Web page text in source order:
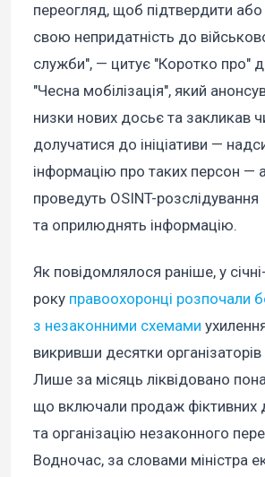
переогляд, щоб підтвердити або
свою непридатність до
служби", — цитує "Коротко про"
"Чесна мобілізація", який
низки нових досьє та закликав
долучатися до ініціативи —
інформацію про таких персон —
проведуть OSINT-розслідування
та оприлюднять інформацію.
Як повідомлялося раніше, у
року правоохоронці розпочали
з незаконними схемами
викривши десятки організаторів
Лише за місяць ліквідовано
що включали продаж фіктивних
та організацію незаконного
Водночас, за словами міністра